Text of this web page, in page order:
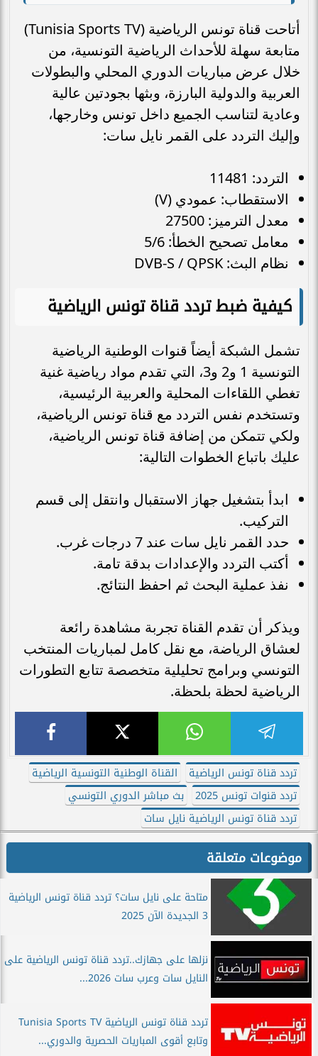
أتاحت قناة تونس الرياضية (Tunisia Sports TV)
متابعة سهلة للأحداث الرياضية التونسية، من
خلال عرض مباريات الدوري المحلي والبطولات
العربية والدولية البارزة، وبثها بجودتين عالية
وعادية لتناسب الجميع داخل تونس وخارجها،
وإليك التردد على القمر نايل سات:
التردد: 11481
الاستقطاب: عمودي (V)
معدل الترميز: 27500
معامل تصحيح الخطأ: 5/6
نظام البث: DVB-S / QPSK
كيفية ضبط تردد قناة تونس الرياضية
تشمل الشبكة أيضاً قنوات الوطنية الرياضية
التونسية 1 و2 و3، التي تقدم مواد رياضية غنية
تغطي اللقاءات المحلية والعربية الرئيسية،
وتستخدم نفس التردد مع قناة تونس الرياضية،
ولكي تتمكن من إضافة قناة تونس الرياضية،
عليك باتباع الخطوات التالية:
ابدأ بتشغيل جهاز الاستقبال وانتقل إلى قسم
التركيب.
حدد القمر نايل سات عند 7 درجات غرب.
أكتب التردد والإعدادات بدقة تامة.
نفذ عملية البحث ثم احفظ النتائج.
ويذكر أن تقدم القناة تجربة مشاهدة رائعة
لعشاق الرياضة، مع نقل كامل لمباريات المنتخب
التونسي وبرامج تحليلية متخصصة تتابع التطورات
الرياضية لحظة بلحظة.
تردد قناة تونس الرياضية
القناة الوطنية التونسية الرياضية
تردد قنوات تونس 2025
بث مباشر الدوري التونسي
تردد قناة تونس الرياضية نايل سات
موضوعات متعلقة
متاحة على نايل سات؟ تردد قناة تونس الرياضية
3 الجديدة الآن 2025
نزلها على جهازك..تردد قناة تونس الرياضية على
النايل سات وعرب سات 2026...
تردد قناة تونس الرياضية Tunisia Sports TV
وتابع أقوى المباريات الحصرية والدوري...